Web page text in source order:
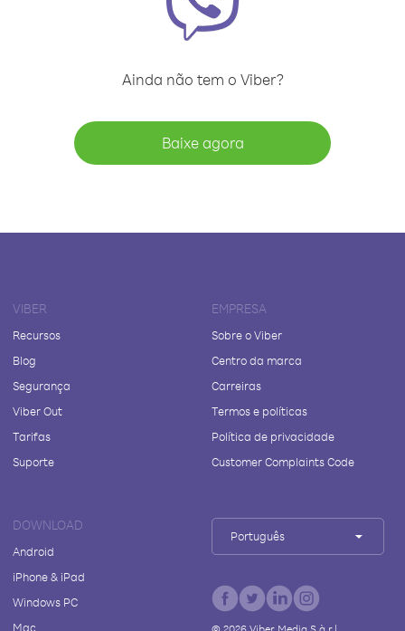
Ainda não tem o Viber?
Baixe agora
VIBER
Recursos
Blog
Segurança
Viber Out
Tarifas
Suporte
EMPRESA
Sobre o Viber
Centro da marca
Carreiras
Termos e políticas
Política de privacidade
Customer Complaints Code
DOWNLOAD
Android
iPhone & iPad
Windows PC
Mac
Português